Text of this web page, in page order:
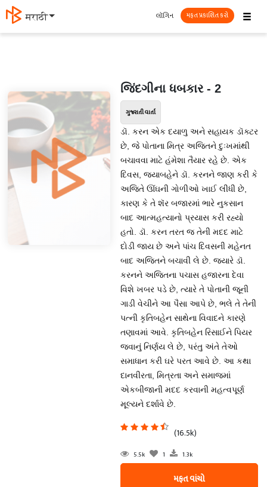
मराठी ☰
લૉગિન મફત પ્રકાશિત કરો
જિંદગીના ધબકાર - 2
ગુજરાતી વાર્તા
ડૉ. કરન એક દયાળુ અને સહાયક ડૉક્ટર
છે, જે પોતાના મિત્ર અજિતને દુઃખમાંથી
બચાવવા માટે હંમેશા તૈયાર રહે છે. એક
દિવસ, જયાબહેને ડૉ. કરનને જાણ કરી કે
અજિતે ઊંઘની ગોળીઓ ખાઈ લીધી છે,
કારણ કે તે શૅર બજારમાં ભારે નુકસાન
બાદ આત્મહત્યાનો પ્રયાસ કરી રહ્યો
હતો. ડૉ. કરન તરત જ તેની મદદ માટે
દોડી જાય છે અને પાંચ દિવસની મહેનત
બાદ અજિતને બચાવી લે છે. જ્યારે ડૉ.
કરનને અજિતના પચાસ હજારના દેવા
વિશે ખબર પડે છે, ત્યારે તે પોતાની જૂની
ગાડી વેચીને આ પૈસા આપે છે, ભલે તે તેની
પત્ની કૃતિબહેન સાથેના વિવાદને કારણે
તણાવમાં આવે. કૃતિબહેન રિસાઈને પિયર
જવાનું નિર્ણય લે છે, પરંતુ અંતે તેઓ
સમાધાન કરી ઘરે પરત આવે છે. આ કથા
દાનવીરતા, મિત્રતા અને સમાજમાં
એકબીજાની મદદ કરવાની મહત્વપૂર્ણ
મૂલ્યને દર્શાવે છે.
(16.5k)
5.5k 1 1.3k
મફત વાંચો